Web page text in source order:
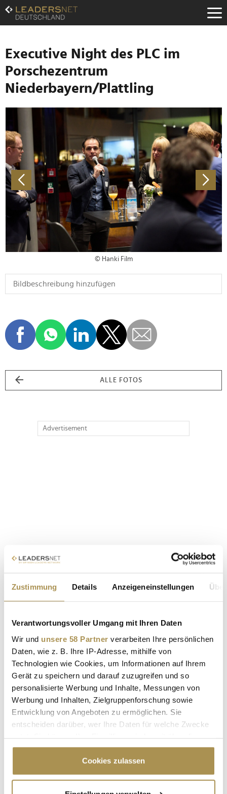
Zustimmung Details Anzeigeneinstellungen
Verantwortungsvoller Umgang mit Ihren Daten
Wir und unsere 58 Partner verarbeiten Ihre persönlichen
Daten, wie z. B. Ihre IP-Adresse, mithilfe von
Technologien wie Cookies, um Informationen auf Ihrem
Gerät zu speichern und darauf zuzugreifen und so
personalisierte Werbung und Inhalte, Messungen von
Werbung und Inhalten, Zielgruppenforschung sowie
Entwicklung von Angeboten zu ermöglichen. Sie
entscheiden darüber, wer Ihre Daten für welche Zwecke
Cookie-Erklärung oder durch Klicken auf das Privacy
Trigger Symbol ändern oder widerrufen
Cookies zulassen
Zum
Inhalt
Zur
Navigation
Zur
Hauptnavigation
Executive Night des PLC im
Porschezentrum
Niederbayern/Plattling
© Hanki Film
ALLE FOTOS
Advertisement